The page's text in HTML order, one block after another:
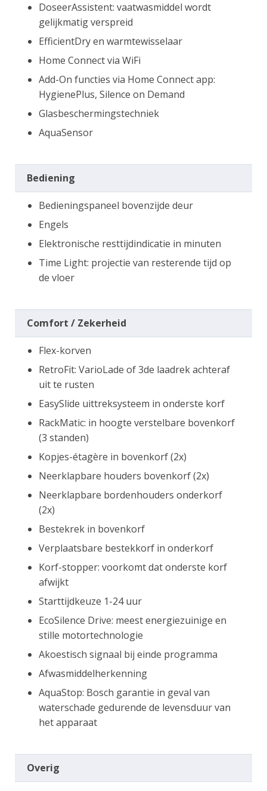
DoseerAssistent: vaatwasmiddel wordt
gelijkmatig verspreid
EfficientDry en warmtewisselaar
Home Connect via WiFi
Add-On functies via Home Connect app:
HygienePlus, Silence on Demand
Glasbeschermingstechniek
AquaSensor
Bediening
Bedieningspaneel bovenzijde deur
Engels
Elektronische resttijdindicatie in minuten
Time Light: projectie van resterende tijd op
de vloer
Comfort / Zekerheid
Flex-korven
RetroFit: VarioLade of 3de laadrek achteraf
uit te rusten
EasySlide uittreksysteem in onderste korf
RackMatic: in hoogte verstelbare bovenkorf
(3 standen)
Kopjes-étagère in bovenkorf (2x)
Neerklapbare houders bovenkorf (2x)
Neerklapbare bordenhouders onderkorf
(2x)
Bestekrek in bovenkorf
Verplaatsbare bestekkorf in onderkorf
Korf-stopper: voorkomt dat onderste korf
afwijkt
Starttijdkeuze 1-24 uur
EcoSilence Drive: meest energiezuinige en
stille motortechnologie
Akoestisch signaal bij einde programma
Afwasmiddelherkenning
AquaStop: Bosch garantie in geval van
waterschade gedurende de levensduur van
het apparaat
Overig